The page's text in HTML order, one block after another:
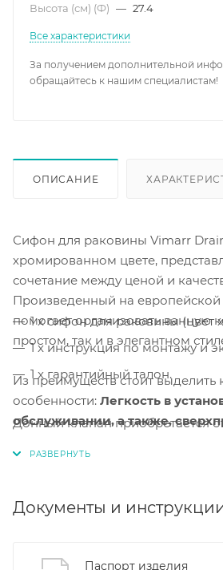
Высота (см) (Ф) — 27.4
Все характеристики
За получением дополнительной
обращайтесь к нашим специалистам!
ОПИСАНИЕ
Сифон для раковины Vimarr
хромированном цвете,
сочетание между ценой и
Произведенный на
помогает организовать ванную
простом, так и в элегантном
Из преимуществ стоит выделить
особенности: Легкость в
обслуживании, а также,
выполняется за несколько
регулировке по высоте и длине,
1 x сифон для раковины (цвет
1 x инструкция по монтажу и
1 x гарантийный талон.
Донный клапан приобретается
Документы и
Паспорт изделия